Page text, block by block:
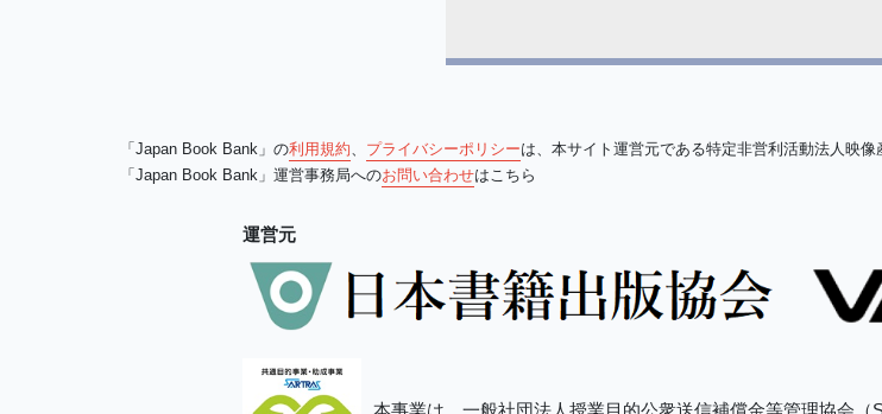
「Japan Book Bank」の利用規約 プライバシーポリシーは、本サイト運営元である特定非営利活動法人映像
「Japan Book Bank」運営事務局へのお問い合わせはこちら
運営元
本事業は、一般社団法人授業目的公衆送信補償金等管理協会